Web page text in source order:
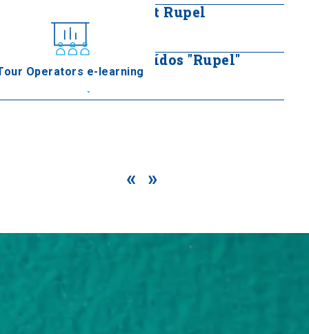
Operators e-learning
Museo Militar de Fort Rupel
Seguir leyendo
Monumento de los caídos "Rupel"
« »